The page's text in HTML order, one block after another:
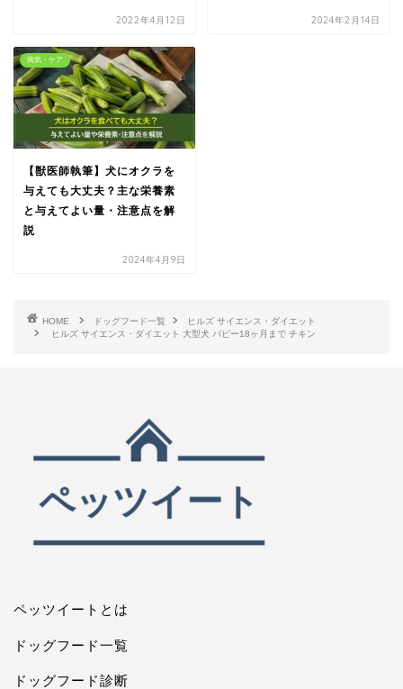
2022年4月12日 2024年2月14日
病気・ケア
【獣医師執筆】犬にオクラを
与えても大丈夫？主な栄養素
と与えてよい量・注意点を解
説
2024年4月9日
HOME ドッグフード一覧
ヒルズ サイエンス・ダイエット
ヒルズ サイエンス・ダイエット 大型犬 パピー18ヶ月まで チキン
ペッツイートとは
ドッグフード一覧
ドッグフード診断